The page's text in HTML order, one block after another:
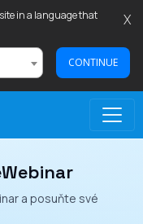
in a language that
CONTINUE
X
a posuňte své